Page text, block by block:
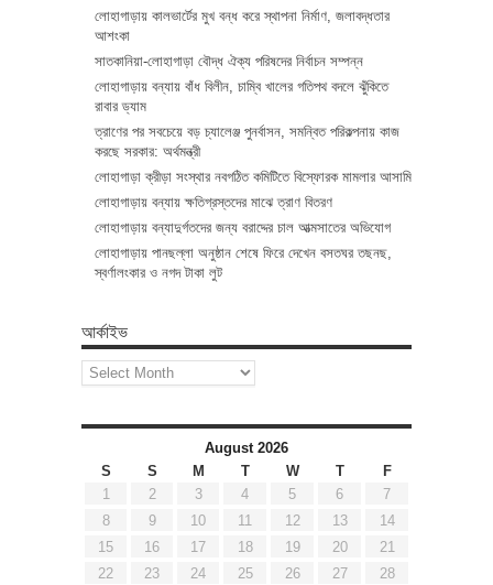
লোহাগাড়ায় কালভার্টের মুখ বন্ধ করে স্থাপনা নির্মাণ, জলাবদ্ধতার
আশংকা
সাতকানিয়া-লোহাগাড়া বৌদ্ধ ঐক্য পরিষদের নির্বাচন সম্পন্ন
লোহাগাড়ায় বন্যায় বাঁধ বিলীন, চাম্বি খালের গতিপথ বদলে ঝুঁকিতে
রাবার ড্যাম
ত্রাণের পর সবচেয়ে বড় চ্যালেঞ্জ পুনর্বাসন, সমন্বিত পরিকল্পনায় কাজ
করছে সরকার: অর্থমন্ত্রী
লোহাগাড়া ক্রীড়া সংস্থার নবগঠিত কমিটিতে বিস্ফোরক মামলার আসামি
লোহাগাড়ায় বন্যায় ক্ষতিগ্রস্তদের মাঝে ত্রাণ বিতরণ
লোহাগাড়ায় বন্যাদুর্গতদের জন্য বরাদ্দের চাল আত্মসাতের অভিযোগ
লোহাগাড়ায় পানছল্লা অনুষ্ঠান শেষে ফিরে দেখেন বসতঘর তছনছ,
স্বর্ণালংকার ও নগদ টাকা লুট
আর্কাইভ
আর্কাইভ
August 2026
S
S M T W T
F
1
2 3 4 5 6
7
8
9 10 11 12 13
14
15
16 17 18 19 20
21
22
23 24 25 26 27 28